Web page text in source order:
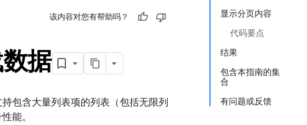
显示分页内容
代码要点
结果
包含本指南的集
合
有问题或反馈
该内容对您有帮助吗？
据
包含大量列表项的列表（包括无限列
能。